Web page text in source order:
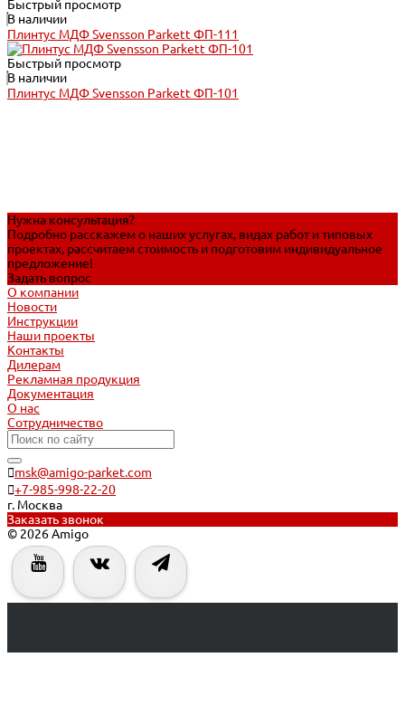
Быстрый просмотр
В наличии
Плинтус МДФ Svensson Parkett ФП-111
Быстрый просмотр
В наличии
Плинтус МДФ Svensson Parkett ФП-101
Нужна консультация?
Подробно расскажем о наших услугах, видах работ и типовых
проектах, рассчитаем стоимость и подготовим индивидуальное
предложение!
Задать вопрос
О компании
Новости
Инструкции
Наши проекты
Контакты
Дилерам
Рекламная продукция
Документация
О нас
Сотрудничество
msk@amigo-parket.com
+7-985-998-22-20
г. Москва
Заказать звонок
© 2026 Amigo